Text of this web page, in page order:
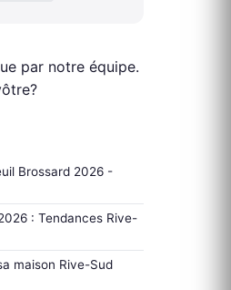
par notre équipe.
Brossard 2026 -
: Tendances Rive-
maison Rive-Sud